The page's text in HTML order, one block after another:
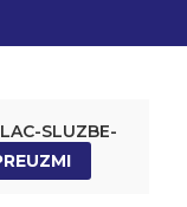
SLUZBE-